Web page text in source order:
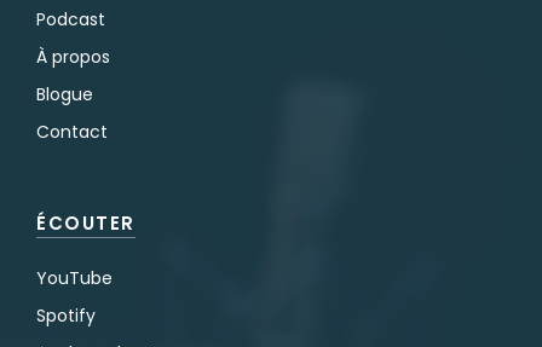
Podcast
À propos
Blogue
Contact
ÉCOUTER
YouTube
Spotify